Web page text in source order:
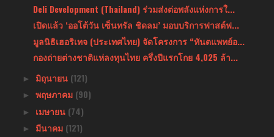
Deli Development (Thailand) ร่วมส่งต่อพลังแห่งการใ...
เปิดแล้ว ‘ออโต้วัน เซ็นทรัล ชิดลม’ มอบบริการฟาสต์ฟ...
มูลนิธิเฮอริเทจ (ประเทศไทย) จัดโครงการ “ทันตแพทย์อ...
กองถ่ายต่างชาติแห่ลงทุนไทย ครึ่งปีแรกโกย 4,025 ล้า...
► มิถุนายน (121)
► พฤษภาคม (90)
► เมษายน (74)
► มีนาคม (121)